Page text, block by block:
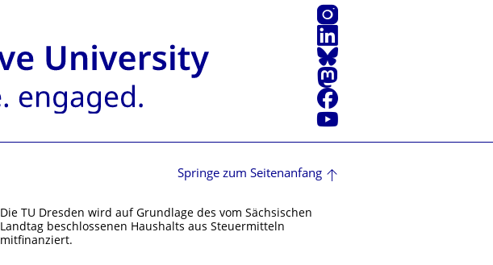
Instagram
LinkedIn
Bluesky
Mastodon
Facebook
Youtube
Springe zum Seitenanfang
Die TU Dresden wird auf Grundlage des vom Sächsischen
Landtag beschlossenen Haushalts aus Steuermitteln
mitfinanziert.